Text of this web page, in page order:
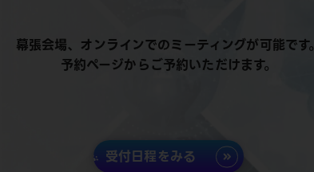
幕張会場、オンラインでのミーティングが可能です。
予約ページからご予約いただけます。
受付日程をみる